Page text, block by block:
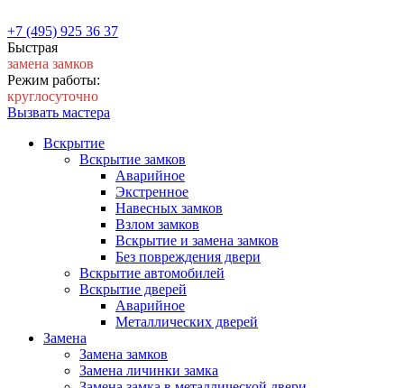
+7 (495) 925 36 37
Быстрая
замена замков
Режим работы:
круглосуточно
Вызвать мастера
Вскрытие
Вскрытие замков
Аварийное
Экстренное
Навесных замков
Взлом замков
Вскрытие и замена замков
Без повреждения двери
Вскрытие автомобилей
Вскрытие дверей
Аварийное
Металлических дверей
Замена
Замена замков
Замена личинки замка